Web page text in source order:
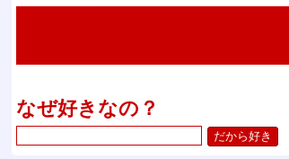
なぜ好きなの？